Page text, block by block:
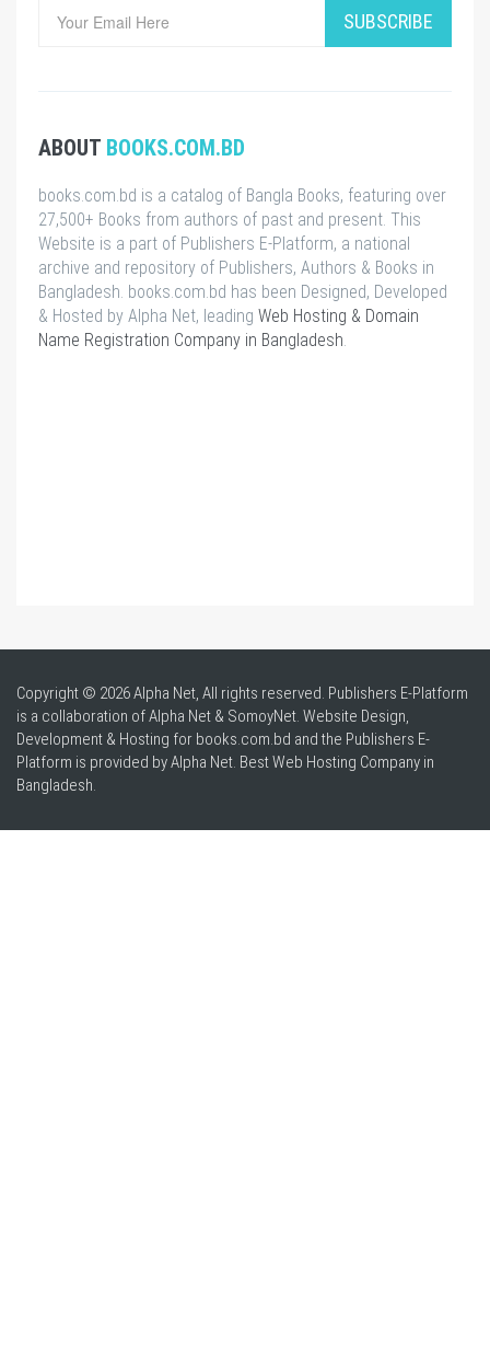
SUBSCRIBE
ABOUT BOOKS.COM.BD
books.com.bd is a catalog of Bangla Books, featuring over
27,500+ Books from authors of past and present. This
Website is a part of Publishers E-Platform, a national
archive and repository of Publishers, Authors & Books in
Bangladesh. books.com.bd has been Designed, Developed
& Hosted by Alpha Net, leading Web Hosting & Domain
Name Registration Company in Bangladesh.
Copyright © 2026 Alpha Net, All rights reserved. Publishers E-Platform
is a collaboration of Alpha Net & SomoyNet. Website Design,
Development & Hosting for books.com.bd and the Publishers E-
Platform is provided by Alpha Net. BestWeb Hosting Company in
Bangladesh.